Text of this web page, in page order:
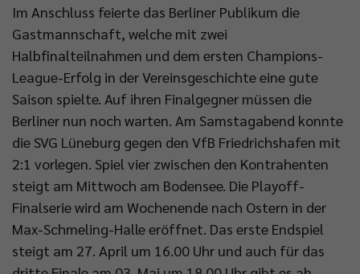
Im Anschluss feierte das Berliner Publikum die
Gastmannschaft, welche mit zwei
Halbfinalteilnahmen und dem ersten Champions-
League-Erfolg in der Vereinsgeschichte eine gute
Saison spielte. Auf ihren Finalgegner müssen die
Berliner nun noch warten. Am Samstagabend konnte
die SVG Lüneburg gegen den VfB Friedrichshafen mit
2:1 vorlegen. Spiel vier zwischen den Kontrahenten
steigt am Mittwoch am Bodensee. Die Playoff-
Finalserie wird am Wochenende nach Ostern in der
Max-Schmeling-Halle eröffnet. Das erste Endspiel
steigt am 27. April um 16.00 Uhr und auch für das